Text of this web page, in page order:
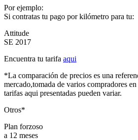
Por ejemplo:
Si contratas tu pago por kilómetro para tu:
Attitude
SE 2017
Encuentra tu tarifa aqui
*La comparación de precios es una
mercado,tomada de varios compradores
tarifas aqui presentadas pueden variar.
Otros*
Plan forzoso
a 12 meses